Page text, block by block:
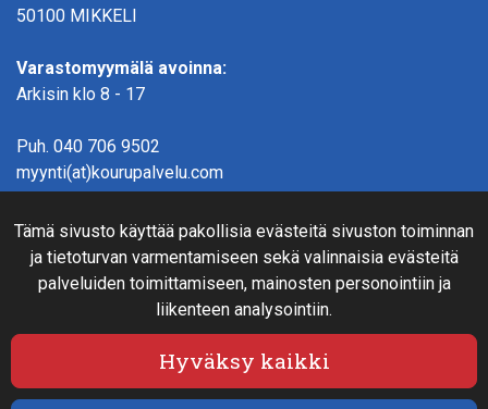
Tämä sivusto käyttää pakollisia evästeitä sivuston toiminnan
ja tietoturvan varmentamiseen sekä valinnaisia evästeitä
palveluiden toimittamiseen, mainosten personointiin ja
liikenteen analysointiin.
Hyväksy kaikki
50100 MIKKELI
Varastomyymälä avoinna:
Arkisin klo 8 - 17
Puh. 040 706 9502
myynti(at)kourupalvelu.com
Verkkokauppainfo
Rahoitus
Näin teet ostoksia verkkokaupassa
Sopimusehdot- ja toimitusehdot
Tietosuojaseloste